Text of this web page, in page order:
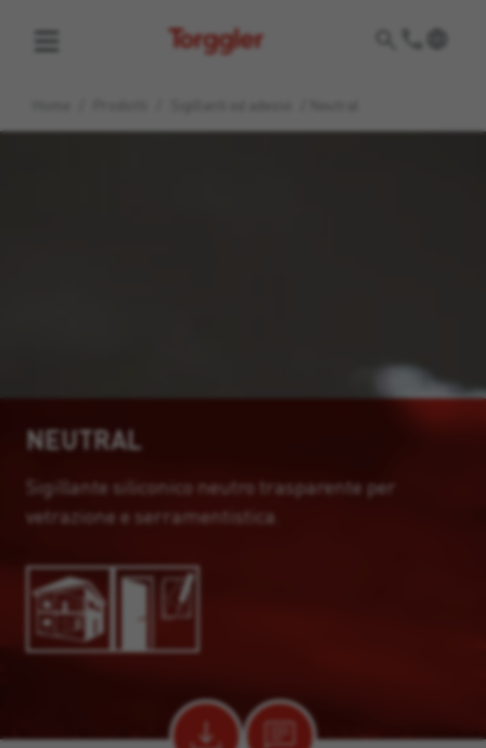
Torggler
NEUTRAL
Sigillante siliconico neutro trasparente per
vetrazione e serramentistica.